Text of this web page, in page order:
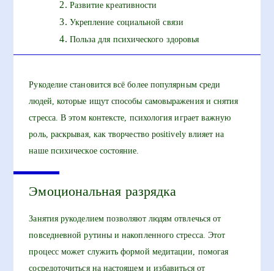
Развитие креативности
Укрепление социальной связи
Польза для психического здоровья
Рукоделие становится всё более популярным среди
людей, которые ищут способы самовыражения и снятия
стресса. В этом контексте, психология играет важную
роль, раскрывая, как творчество positively влияет на
наше психическое состояние.
Эмоциональная разрядка
Занятия рукоделием позволяют людям отвлечься от
повседневной рутины и накопленного стресса. Этот
процесс может служить формой медитации, помогая
сосредоточиться на настоящем и избавиться от